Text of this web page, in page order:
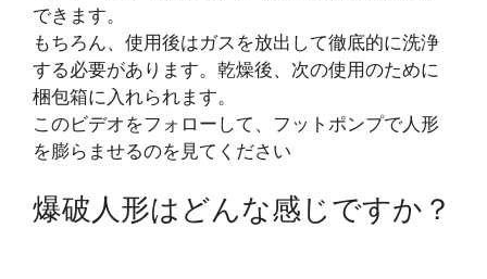
できます。
もちろん、使用後はガスを放出して徹底的に洗浄
する必要があります。乾燥後、次の使用のために
梱包箱に入れられます。
このビデオをフォローして、フットポンプで人形
を膨らませるのを見てください
爆破人形はどんな感じですか？